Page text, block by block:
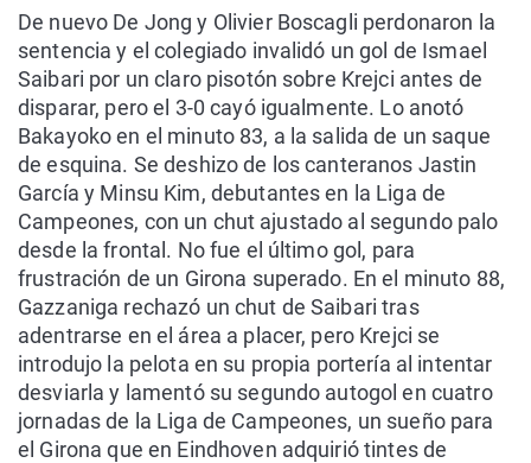
De nuevo De Jong y Olivier Boscagli perdonaron la
sentencia y el colegiado invalidó un gol de Ismael
Saibari por un claro pisotón sobre Krejci antes de
disparar, pero el 3-0 cayó igualmente. Lo anotó
Bakayoko en el minuto 83, a la salida de un saque
de esquina. Se deshizo de los canteranos Jastin
García y Minsu Kim, debutantes en la Liga de
Campeones, con un chut ajustado al segundo palo
desde la frontal. No fue el último gol, para
frustración de un Girona superado. En el minuto 88,
Gazzaniga rechazó un chut de Saibari tras
adentrarse en el área a placer, pero Krejci se
introdujo la pelota en su propia portería al intentar
desviarla y lamentó su segundo autogol en cuatro
jornadas de la Liga de Campeones, un sueño para
el Girona que en Eindhoven adquirió tintes de